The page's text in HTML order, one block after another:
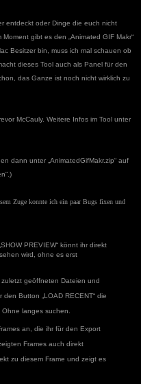
entdeckt oder Dinge die euch nicht
gibt es den „Animated GIF Makr“
Besitzer bin, muss ich mal schauen ob
dieses Tool auch als Panel für den
das Ganze ist noch nicht wirklich zu
McCauly. Weitere Infos im Tool unter
dann unter „AnimatedGifMakr.zip“ auf
Zuge konnte ich ein paar Bugs fixen und
PREVIEW“ könnt ihr direkt
wird, ohne es erst
geöffneten Dateien und
Button „LOAD RECENT“ die
langes suchen.
an, die ihr für den Export
Frames auch direkt
zu diesem Frame und zeigt es